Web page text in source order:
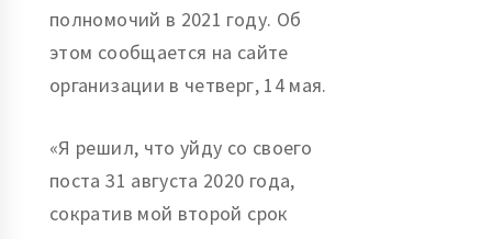
полномочий в 2021 году. Об
этом сообщается на сайте
организации в четверг, 14 мая.
«Я решил, что уйду со своего
поста 31 августа 2020 года,
сократив мой второй срок